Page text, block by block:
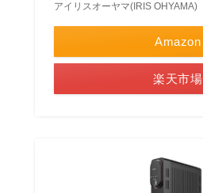
アイリスオーヤマ(IRIS OHYAMA)
Amazon
楽天市場